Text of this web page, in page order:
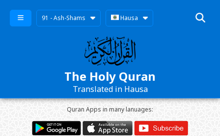
91 - Ash-Shams Hausa
The Holy Quran
Translated in Hausa
Quran Apps in many lanuages: